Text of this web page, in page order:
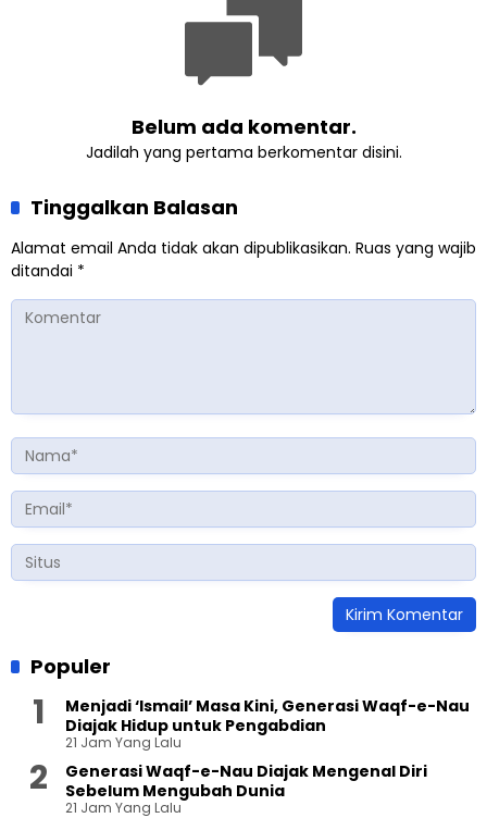
Belum ada komentar.
Jadilah yang pertama berkomentar disini.
Tinggalkan Balasan
Alamat email Anda tidak akan dipublikasikan. Ruas yang wajib
ditandai *
Populer
Menjadi ‘Ismail’ Masa Kini, Generasi Waqf-e-Nau
Diajak Hidup untuk Pengabdian
21 Jam Yang Lalu
Generasi Waqf-e-Nau Diajak Mengenal Diri
Sebelum Mengubah Dunia
21 Jam Yang Lalu